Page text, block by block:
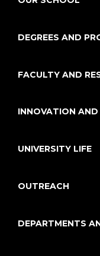
DEGREES AND
FACULTY AND
INNOVATION AND
UNIVERSITY LIFE
OUTREACH
DEPARTMENTS